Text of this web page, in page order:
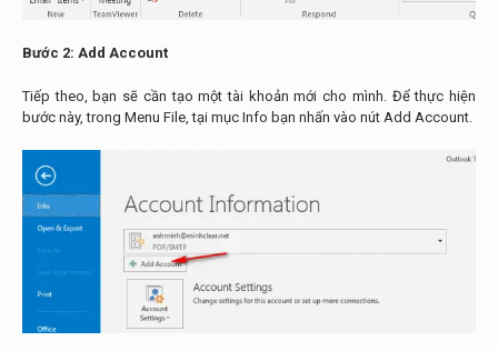
Bước 2: Add Account
Tiếp theo, bạn sẽ cần tạo một tài khoản mới cho mình. Để thực hiện
bước này, trong Menu File, tại mục Info bạn nhấn vào nút Add Account.